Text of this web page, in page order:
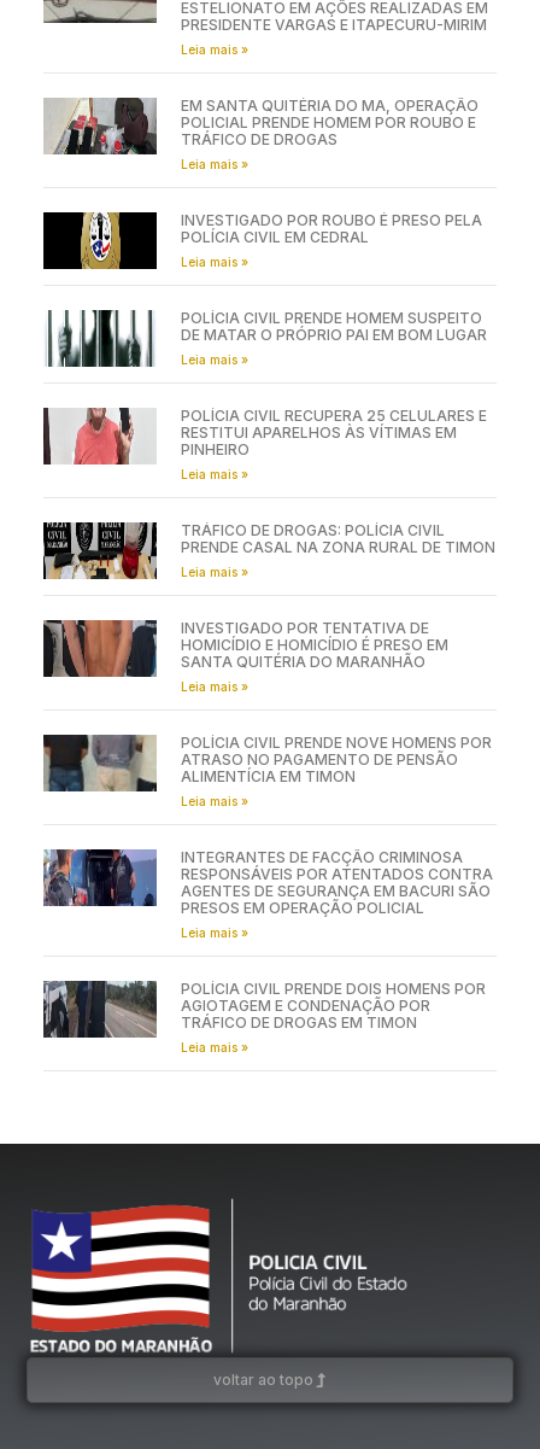
ESTELIONATO EM AÇÕES REALIZADAS EM
PRESIDENTE VARGAS E ITAPECURU-MIRIM
Leia mais »
EM SANTA QUITÉRIA DO MA, OPERAÇÃO
POLICIAL PRENDE HOMEM POR ROUBO E
TRÁFICO DE DROGAS
Leia mais »
INVESTIGADO POR ROUBO É PRESO PELA
POLÍCIA CIVIL EM CEDRAL
Leia mais »
POLÍCIA CIVIL PRENDE HOMEM SUSPEITO
DE MATAR O PRÓPRIO PAI EM BOM LUGAR
Leia mais »
POLÍCIA CIVIL RECUPERA 25 CELULARES E
RESTITUI APARELHOS ÀS VÍTIMAS EM
PINHEIRO
Leia mais »
TRÁFICO DE DROGAS: POLÍCIA CIVIL
PRENDE CASAL NA ZONA RURAL DE TIMON
Leia mais »
INVESTIGADO POR TENTATIVA DE
HOMICÍDIO E HOMICÍDIO É PRESO EM
SANTA QUITÉRIA DO MARANHÃO
Leia mais »
POLÍCIA CIVIL PRENDE NOVE HOMENS POR
ATRASO NO PAGAMENTO DE PENSÃO
ALIMENTÍCIA EM TIMON
Leia mais »
INTEGRANTES DE FACÇÃO CRIMINOSA
RESPONSÁVEIS POR ATENTADOS CONTRA
AGENTES DE SEGURANÇA EM BACURI SÃO
PRESOS EM OPERAÇÃO POLICIAL
Leia mais »
POLÍCIA CIVIL PRENDE DOIS HOMENS POR
AGIOTAGEM E CONDENAÇÃO POR
TRÁFICO DE DROGAS EM TIMON
Leia mais »
voltar ao topo